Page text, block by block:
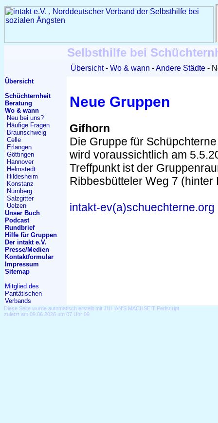
Selbsthilfe bei
Übersicht Wo & wann Andere Städte
Übersicht
Schüchternheit
Beratung
Wo & wann
Neu bei uns?
Häufige Fragen
Braunschweig
Celle
Erlangen
Göttingen
Hannover
Helmstedt
Hildesheim
Konstanz
Nürnberg
Salzgitter
Uelzen
Unser Buch
Podcast
Rundbrief
Hilfe für Gruppen
Der intakt e.V.
Presse/Medien
Kontaktformular
Impressum
Sitemap
Mitglied des
Paritätischen
Verbands
Neue Gruppen
Gifhorn
Die Gruppe für
wird voraussichtlich am
Treffpunkt ist der
Ribbesbütteler Weg 7 (hinter
intakt-ev(a)schuechterne.org
Diese Seite wurde automatisch erstellt mit JULIAN'S MACHSEIT Perlscript
zuletzt am 09.06.2026 um 07 Uhr 09